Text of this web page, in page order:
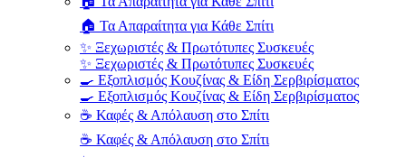
🏠 Τα Απαραίτητα για Κάθε Σπίτι
✨ Ξεχωριστές & Πρωτότυπες Συσκευές
✨ Ξεχωριστές & Πρωτότυπες Συσκευές
🍳 Εξοπλισμός Κουζίνας & Είδη Σερβιρίσματος
🍳 Εξοπλισμός Κουζίνας & Είδη Σερβιρίσματος
☕ Καφές & Απόλαυση στο Σπίτι
☕ Καφές & Απόλαυση στο Σπίτι